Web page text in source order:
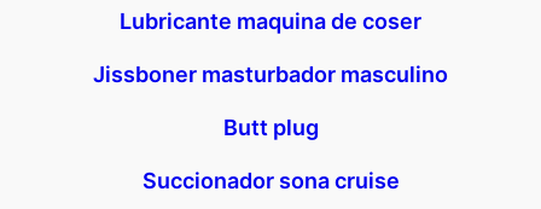
Lubricante maquina de coser
Jissboner masturbador masculino
Butt plug
Succionador sona cruise